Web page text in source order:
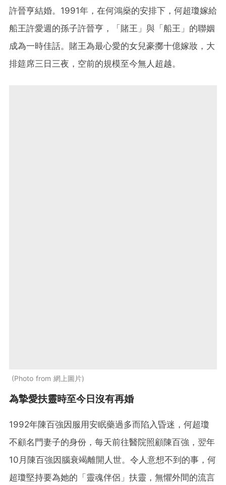
許晉亨結婚。1991年，在何鴻燊的安排下，何超瓊嫁給
船王許愛週的孫子許晉亨，「賭王」與「船王」的聯姻
成為一時佳話。賭王為最心愛的女兒豪擲十億嫁妝，大
排筵席三日三夜，空前的規模至今無人超越。
Photo from 網上圖片
為摯愛扶靈時至今日沒有再婚
1992年陳百強因服用安眠藥過多而陷入昏迷，何超瓊
不顧名門妻子的身份，每天前往醫院照顧陳百強，翌年
10月陳百強因腦衰竭離開人世。令人意想不到的事，何
超瓊堅持要為她的「靈魂伴侶」扶靈，無懼外間的流言